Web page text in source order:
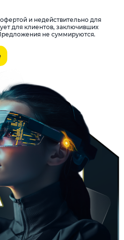
и недействительно для
для клиентов, заключивших
не суммируются.